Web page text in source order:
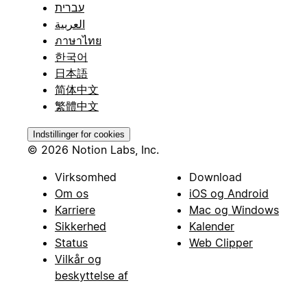
עברית
العربية
ภาษาไทย
한국어
日本語
简体中文
繁體中文
Indstillinger for cookies
© 2026 Notion Labs, Inc.
Virksomhed
Om os
Karriere
Sikkerhed
Status
Vilkår og
beskyttelse af
Download
iOS og Android
Mac og Windows
Kalender
Web Clipper